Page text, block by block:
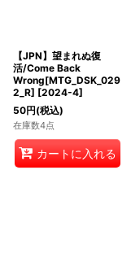
【JPN】望まれぬ復
活/Come Back
Wrong[MTG_DSK_029
2_R] [2024-4]
50円(税込)
在庫数4点
カートに入れる